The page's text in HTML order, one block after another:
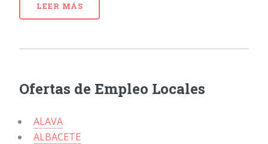
LEER MÁS
Ofertas de Empleo Locales
ALAVA
ALBACETE